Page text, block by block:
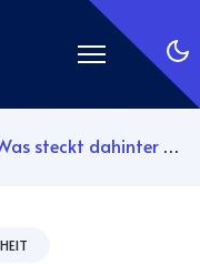
dahinter und wie funktioniert es?